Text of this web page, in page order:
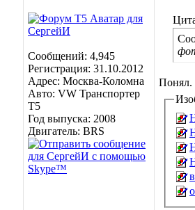
Сообщений: 4,945
Регистрация: 31.10.2012
Адрес: Москва-Коломна
Авто: VW Транспортер
Т5
Год выпуска: 2008
Двигатель: BRS
Понял.